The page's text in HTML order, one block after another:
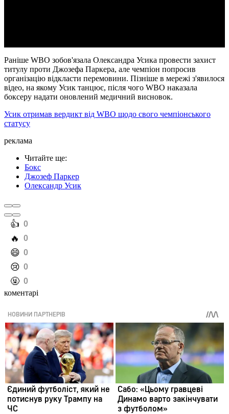
Раніше WBO зобов'язала Олександра Усика провести захист
титулу проти Джозефа Паркера, але чемпіон попросив
організацію відкласти перемовини. Пізніше в мережі з'явилося
відео, на якому Усик танцює, після чого WBO наказала
боксеру надати оновлений медичний висновок.
Усик отримав вердикт від WBO щодо свого чемпіонського
статусу
реклама
Читайте ще:
Бокс
Джозеф Паркер
Олександр Усик
️👍 0
️🔥 0
️😄 0
️😢 0
️🤬 0
коментарі